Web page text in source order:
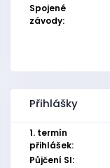
Spojené
závody:
Přihlášky
1. termín
přihlášek:
Půjčení SI: